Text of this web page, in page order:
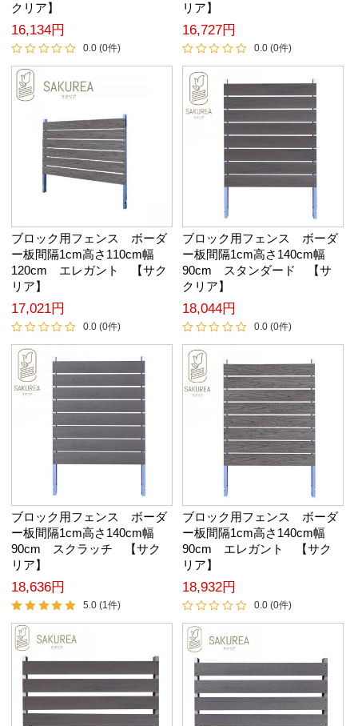
クリア】
16,134円
0.0 (0件)
リア】
16,727円
0.0 (0件)
ブロック用フェンス ボーダ
ー板間隔1cm高さ110cm幅
120cm エレガント 【サク
リア】
17,021円
0.0 (0件)
ブロック用フェンス ボーダ
ー板間隔1cm高さ140cm幅
90cm スタンダード 【サ
クリア】
18,044円
0.0 (0件)
ブロック用フェンス ボーダ
ー板間隔1cm高さ140cm幅
90cm スクラッチ 【サク
リア】
18,636円
5.0 (1件)
ブロック用フェンス ボーダ
ー板間隔1cm高さ140cm幅
90cm エレガント 【サク
リア】
18,932円
0.0 (0件)